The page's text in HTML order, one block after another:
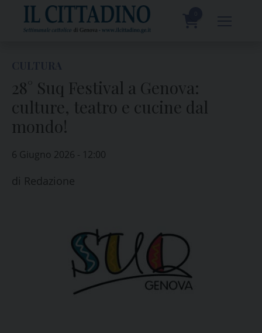
content
28° Suq Festival a Genova:
culture, teatro e cucine dal
mondo!
6 Giugno 2026 - 12:00
di Redazione